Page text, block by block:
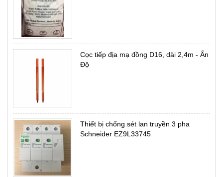
Cọc tiếp địa mạ đồng D16, dài 2,4m - Ấn
Độ
Thiết bị chống sét lan truyền 3 pha
Schneider EZ9L33745